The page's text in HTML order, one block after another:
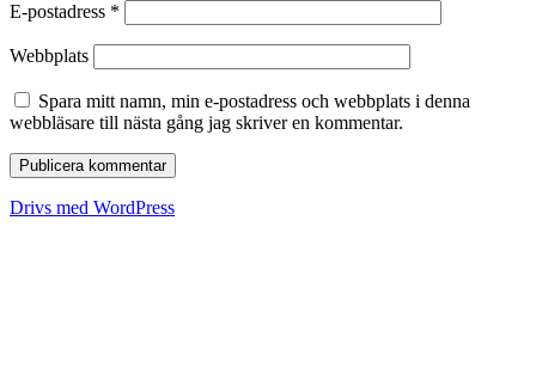
E-postadress *
Webbplats
Spara mitt namn, min e-postadress och webbplats i denna
webbläsare till nästa gång jag skriver en kommentar.
Drivs med WordPress